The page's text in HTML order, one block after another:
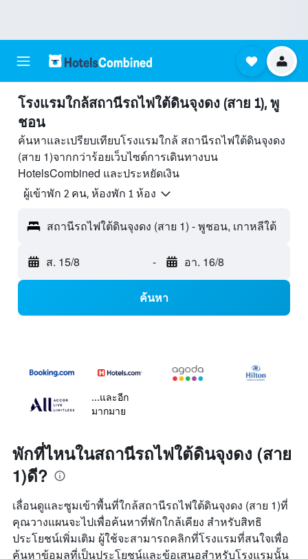
โรงแรมใกล้สถานีรถไฟใต้ดินจุงดง (สาย 1), พู
ชอน
ค้นหาและเปรียบเทียบโรงแรมใกล้ สถานีรถไฟใต้ดินจุงดง
(สาย 1)จากกว่าร้อยเว็บไซต์การเดินทางบน
HotelsCombined และประหยัดเงิน
ผู้เข้าพัก 2 คน, ห้องพัก 1 ห้อง
สถานีรถไฟใต้ดินจุงดง (สาย 1) - พูชอน, เกาหลีใต้
ส. 15/8 - อา. 16/8
ค้นหา
...และอีก
มากมาย
พักที่ไหนในสถานีรถไฟใต้ดินจุงดง (สาย
1)ดี?
เลื่อนดูและซูมเข้าพื้นที่ใกล้สถานีรถไฟใต้ดินจุงดง (สาย 1)ที่
คุณวางแผนจะไปเพื่อค้นหาที่พักใกล้เคียง สำหรับสิทธิ
ประโยชน์เพิ่มเติม ผู้ใช้จะสามารถคลิกที่โรงแรมที่สนใจเพื่อ
ค้นหาข้อมูลที่เป็นประโยชน์และข้อเสนอสำหรับโรงแรมนั้น